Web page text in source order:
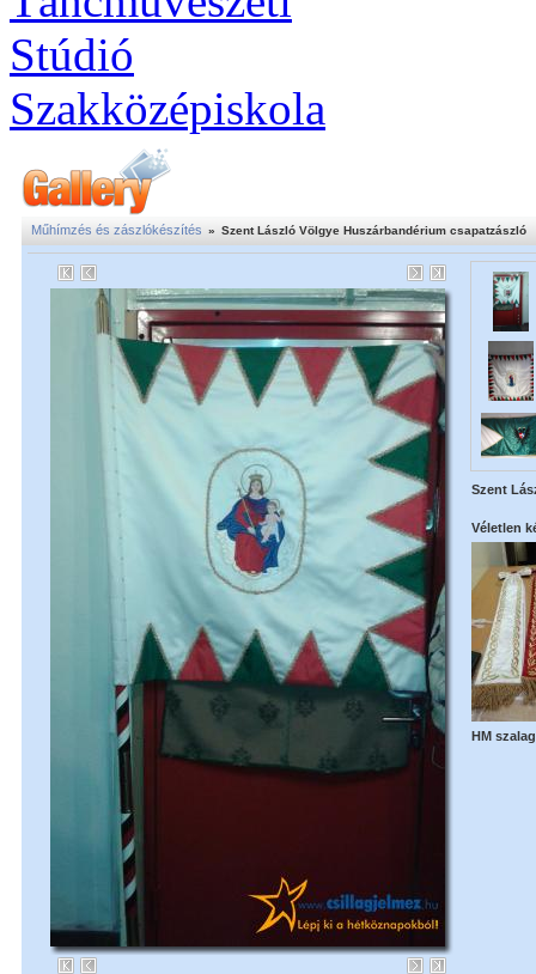
Műhímzés és zászlókészítés » Szent László Völgye Huszárbandérium csapatzászló
Szent
Véletlen
HM